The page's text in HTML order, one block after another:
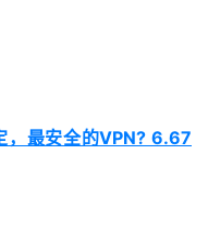
，最安全的VPN? 6.67